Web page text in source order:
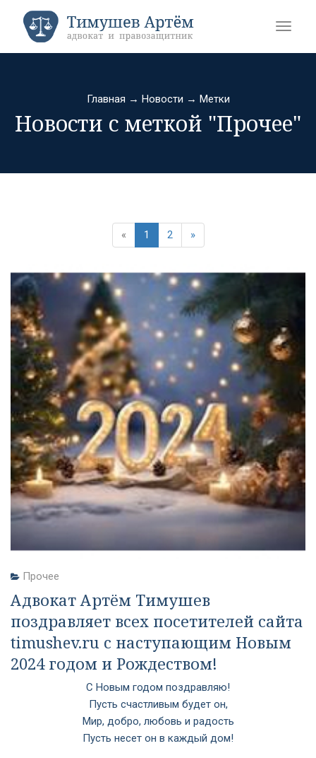
Главная → Новости → Метки
Новости с меткой "Прочее"
« 1 2 »
Прочее
Адвокат Артём Тимушев
поздравляет всех посетителей сайта
timushev.ru с наступающим Новым
2024 годом и Рождеством!
С Новым годом поздравляю!
Пусть счастливым будет он,
Мир, добро, любовь и радость
Пусть несет он в каждый дом!